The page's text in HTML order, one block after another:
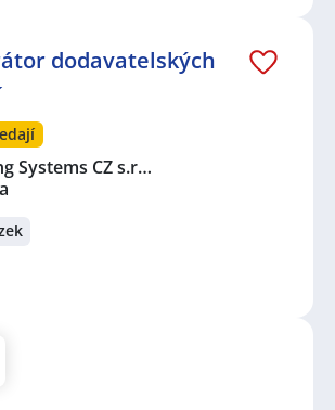
dodavatelských
Systems CZ s.r…